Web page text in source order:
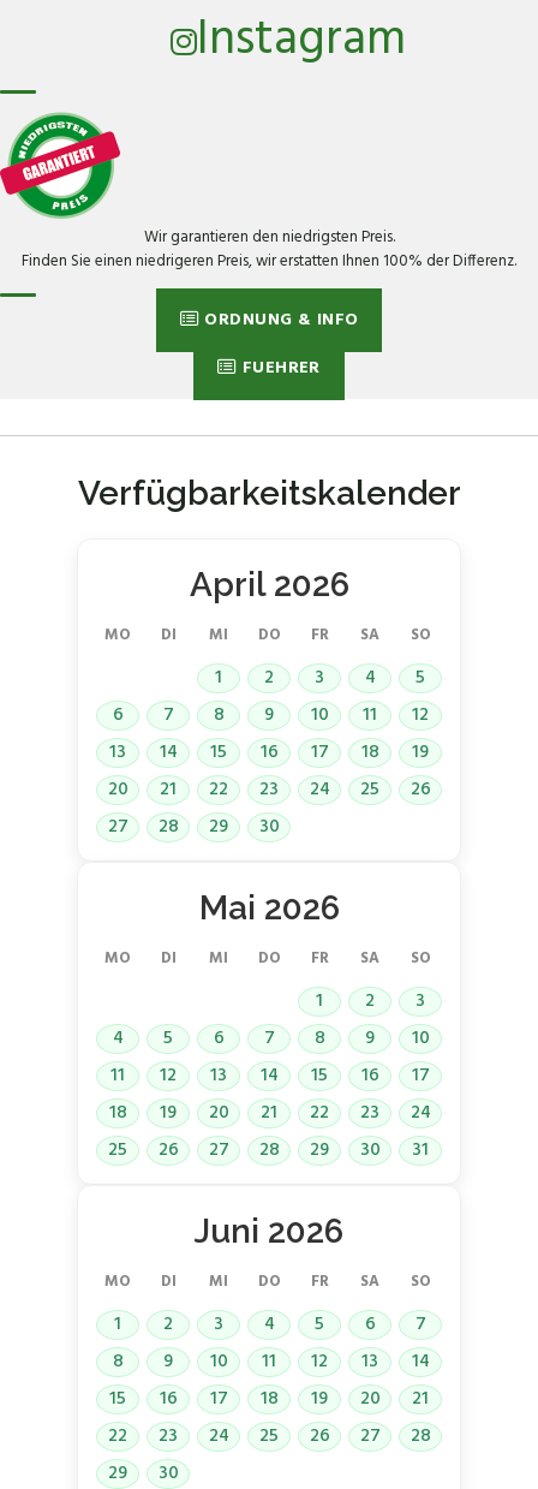
Instagram
Wir garantieren den niedrigsten Preis.
Finden Sie einen niedrigeren Preis, wir erstatten Ihnen 100% der Differenz.
ORDNUNG & INFO
FUEHRER
Verfügbarkeitskalender
April 2026
MO DI MI DO FR SA SO
1 2 3 4
5
6
7 8 9 10 11
12
13
14 15 16 17 18
19
20
21 22 23 24 25
26
27
28 29 30
Mai 2026
MO DI MI DO FR SA SO
1 2
3
4
5 6 7 8 9
10
11
12 13 14 15 16
17
18
19 20 21 22 23
24
25
26 27 28 29 30 31
Juni 2026
MO DI MI DO FR SA SO
1 2 3 4 5 6
7
8
9 10 11 12 13
14
15
16 17 18 19 20
21
22
23 24 25 26 27
28
29
30